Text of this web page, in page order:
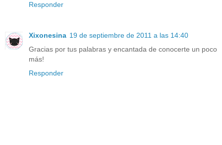
Responder
Xixonesina 19 de septiembre de 2011 a las 14:40
Gracias por tus palabras y encantada de conocerte un poco
más!
Responder